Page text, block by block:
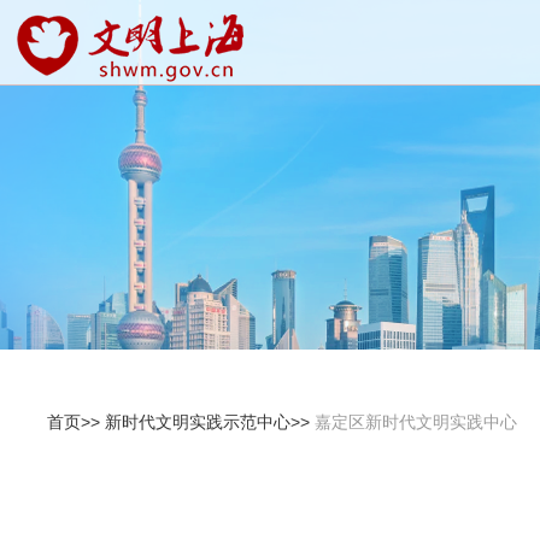
首页>> 新时代文明实践示范中心>> 嘉定区新时代文明实践中心